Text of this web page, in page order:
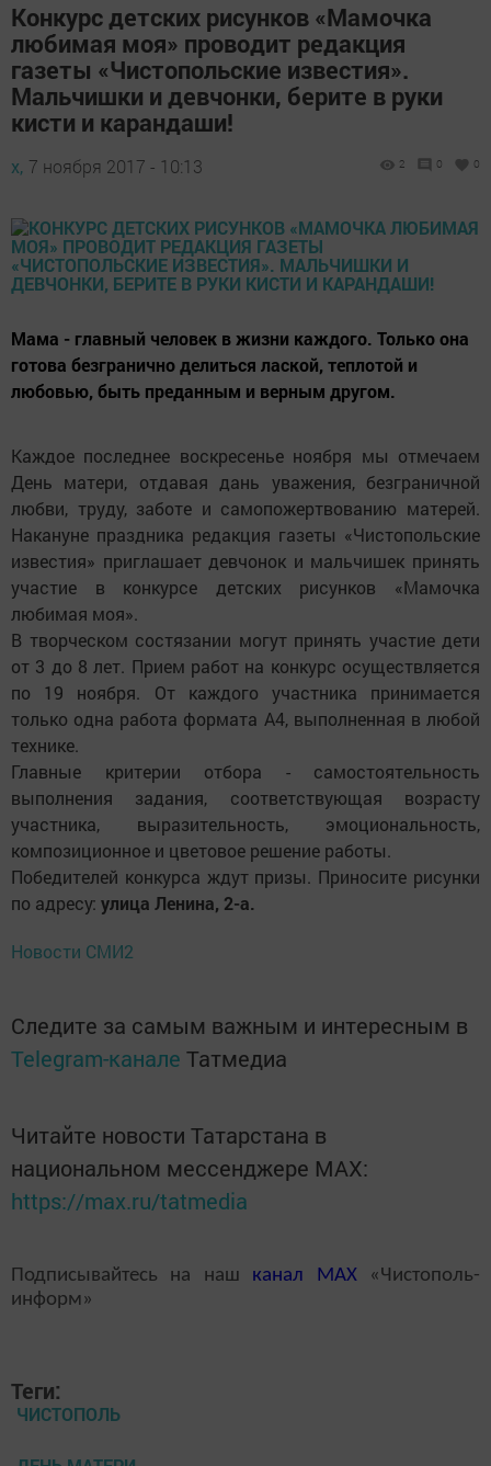
Конкурс детских рисунков «Мамочка
любимая моя» проводит редакция
газеты «Чистопольские известия».
Мальчишки и девчонки, берите в руки
кисти и карандаши!
х, 7 ноября 2017 - 10:13 2 0 0
Мама - главный человек в жизни каждого. Только она
готова безгранично делиться лаской, теплотой и
любовью, быть преданным и верным другом.
Каждое последнее воскресенье ноября мы отмечаем
День матери, отдавая дань уважения, безграничной
любви, труду, заботе и самопожертвованию матерей.
Накануне праздника редакция газеты «Чистопольские
известия» приглашает девчонок и мальчишек принять
участие в конкурсе детских рисунков «Мамочка
любимая моя».
В творческом состязании могут принять участие дети
от 3 до 8 лет. Прием работ на конкурс осуществляется
по 19 ноября. От каждого участника принимается
только одна работа формата А4, выполненная в любой
технике.
Главные критерии отбора - самостоятельность
выполнения задания, соот­ветствующая возрасту
участника, выразительность, эмоциональность,
композиционное и цветовое решение работы.
Победителей конкурса ждут призы. Приносите рисунки
по адресу: улица Ленина, 2-а.
Новости СМИ2
Следите за самым важным и интересным в
Telegram-канале Татмедиа
Читайте новости Татарстана в
национальном мессенджере MАХ:
https://max.ru/tatmedia
Подписывайтесь на наш канал MAX«Чистополь-
информ»
Теги:
ЧИСТОПОЛЬ